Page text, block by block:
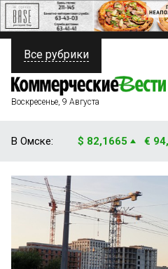
ПОЛИТИКА
ФИНАНСЫ
ОБЩЕСТВО
ЗАКОН
НОВОСТИ КОМПАНИЙ
Все рубрики
Воскресенье, 9 Августа
В Омске: $ 82,1665 €